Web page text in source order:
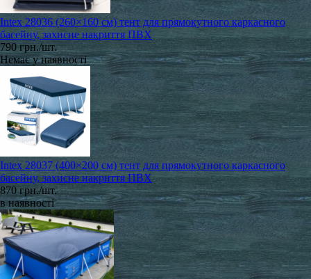
Intex 28036 (260×160 см) тент для прямокутного каркасного
басейну, захисне накриття ПВХ
790 грн./шт.
Немає у наявності
Intex 28037 (400×200 см) тент для прямокутного каркасного
басейну, захисне накриття ПВХ
870 грн./шт.
в наявності